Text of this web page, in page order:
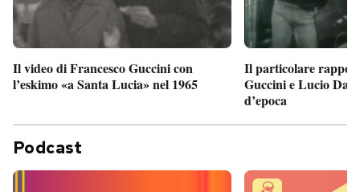
Il video di Francesco Guccini con
l’eskimo «a Santa Lucia» nel 1965
Il particolare
Guccini e Lucio
d’epoca
Podcast